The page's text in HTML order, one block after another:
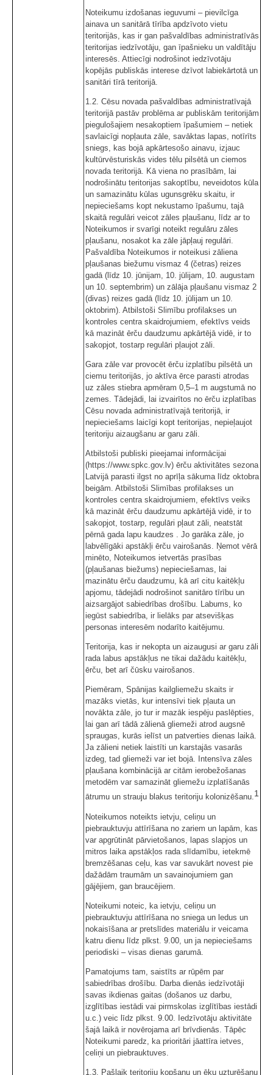
Noteikumu izdošanas ieguvumi – pievilcīga
ainava un sanitārā tīrība apdzīvoto vietu
teritorijās, kas ir gan pašvaldības administratīvās
teritorijas iedzīvotāju, gan īpašnieku un valdītāju
interesēs. Attiecīgi nodrošinot iedzīvotāju
kopējās publiskās interese dzīvot labiekārtotā un
sanitāri tīrā teritorijā.
1.2. Cēsu novada pašvaldības administratīvajā
teritorijā pastāv problēma ar publiskām teritorijām
piegulošajiem nesakoptiem īpašumiem – netiek
savlaicīgi nopļauta zāle, savāktas lapas, notīrīts
sniegs, kas bojā apkārtesošo ainavu, izjauc
kultūrvēsturiskās vides tēlu pilsētā un ciemos
novada teritorijā. Kā viena no prasībām, lai
nodrošinātu teritorijas sakoptību, neveidotos kūla
un samazinātu kūlas ugunsgrēku skaitu, ir
nepieciešams kopt nekustamo īpašumu, tajā
skaitā regulāri veicot zāles pļaušanu, līdz ar to
Noteikumos ir svarīgi noteikt regulāru zāles
pļaušanu, nosakot ka zāle jāpļauj regulāri.
Pašvaldība Noteikumos ir noteikusi zāliena
pļaušanas biežumu vismaz 4 (četras) reizes
gadā (līdz 10. jūnijam, 10. jūlijam, 10. augustam
un 10. septembrim) un zālāja pļaušanu vismaz 2
(divas) reizes gadā (līdz 10. jūlijam un 10.
oktobrim). Atbilstoši Slimību profilakses un
kontroles centra skaidrojumiem, efektīvs veids
kā mazināt ērču daudzumu apkārtējā vidē, ir to
sakopjot, tostarp regulāri pļaujot zāli.
Gara zāle var provocēt ērču izplatību pilsētā un
ciemu teritorijās, jo aktīva ērce parasti atrodas
uz zāles stiebra apmēram 0,5–1 m augstumā no
zemes. Tādejādi, lai izvairītos no ērču izplatības
Cēsu novada administratīvajā teritorijā, ir
nepieciešams laicīgi kopt teritorijas, nepieļaujot
teritoriju aizaugšanu ar garu zāli.
Atbilstoši publiski pieejamai informācijai
(https://www.spkc.gov.lv) ērču aktivitātes sezona
Latvijā parasti ilgst no aprīļa sākuma līdz oktobra
beigām. Atbilstoši Slimības profilakses un
kontroles centra skaidrojumiem, efektīvs veiks
kā mazināt ērču daudzumu apkārtējā vidē, ir to
sakopjot, tostarp, regulāri pļaut zāli, neatstāt
pērnā gada lapu kaudzes . Jo garāka zāle, jo
labvēlīgāki apstākļi ērču vairošanās. Ņemot vērā
minēto, Noteikumos ietvertās prasības
(pļaušanas biežums) nepieciešamas, lai
mazinātu ērču daudzumu, kā arī citu kaitēkļu
apjomu, tādejādi nodrošinot sanitāro tīrību un
aizsargājot sabiedrības drošību. Labums, ko
iegūst sabiedrība, ir lielāks par atsevišķas
personas interesēm nodarīto kaitējumu.
Teritorija, kas ir nekopta un aizaugusi ar garu zāli
rada labus apstākļus ne tikai dažādu kaitēkļu,
ērču, bet arī čūsku vairošanos.
Piemēram, Spānijas kailgliemežu skaits ir
mazāks vietās, kur intensīvi tiek pļauta un
novākta zāle, jo tur ir mazāk iespēju paslēpties,
lai gan arī tādā zālienā gliemeži atrod augsnē
spraugas, kurās ielīst un patverties dienas laikā.
Ja zālieni netiek laistīti un karstajās vasarās
izdeg, tad gliemeži var iet bojā. Intensīva zāles
pļaušana kombinācijā ar citām ierobežošanas
metodēm var samazināt gliemežu izplatīšanās
ātrumu un strauju blakus teritoriju kolonizēšanu.1
Noteikumos noteikts ietvju, celiņu un
piebrauktuvju attīrīšana no zariem un lapām, kas
var apgrūtināt pārvietošanos, lapas slapjos un
mitros laika apstākļos rada slīdamību, ietekmē
bremzēšanas ceļu, kas var savukārt novest pie
dažādām traumām un savainojumiem gan
gājējiem, gan braucējiem.
Noteikumi noteic, ka ietvju, celiņu un
piebrauktuvju attīrīšana no sniega un ledus un
nokaisīšana ar pretslīdes materiālu ir veicama
katru dienu līdz plkst. 9.00, un ja nepieciešams
periodiski – visas dienas garumā.
Pamatojums tam, saistīts ar rūpēm par
sabiedrības drošību. Darba dienās iedzīvotāji
savas ikdienas gaitas (došanos uz darbu,
izglītības iestādi vai pirmskolas izglītības iestādi
u.c.) veic līdz plkst. 9.00. Iedzīvotāju aktivitāte
šajā laikā ir novērojama arī brīvdienās. Tāpēc
Noteikumi paredz, ka prioritāri jāattīra ietves,
celiņi un piebrauktuves.
1.3. Pašlaik teritoriju kopšanu un ēku uzturēšanu